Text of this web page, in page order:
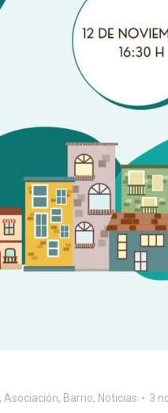
, Asociación, Barrio, Noticias 3